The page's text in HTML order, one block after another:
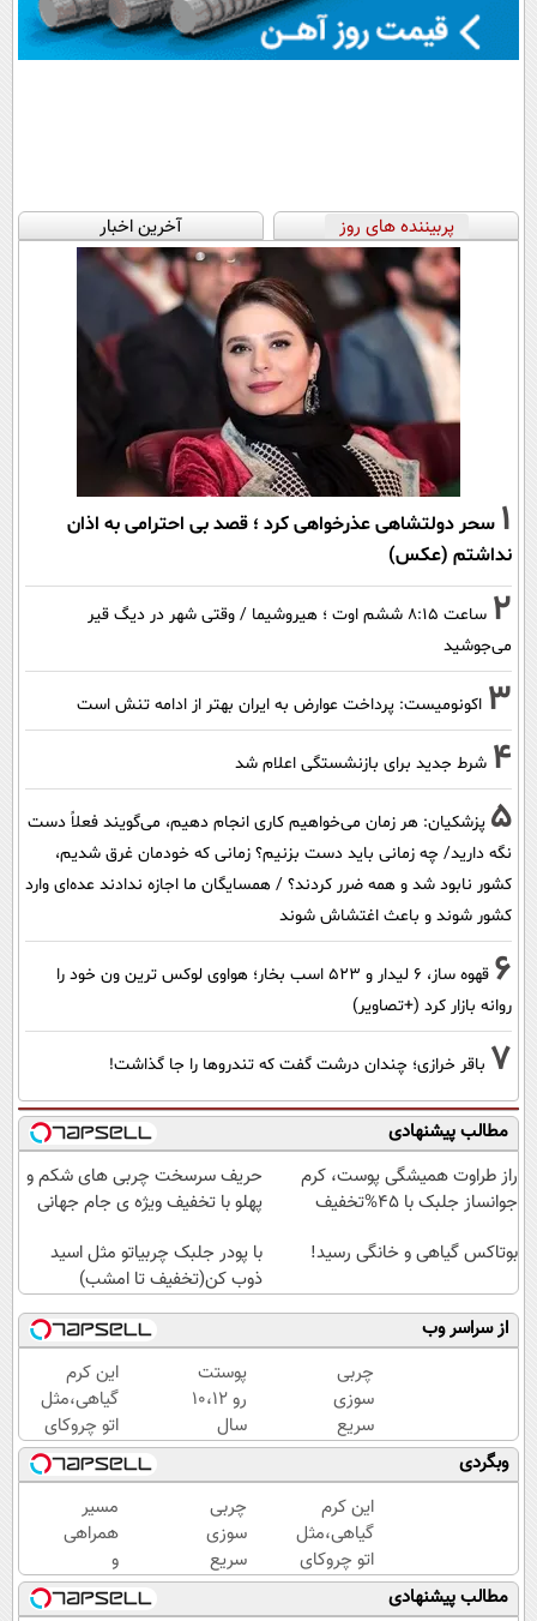
پربیننده های روز آخرین اخبار
1 سحر دولتشاهی عذرخواهی کرد ؛ قصد بی احترامی به اذان
نداشتم (عکس)
2
ساعت ۸:۱۵ ششم اوت ؛ هیروشیما / وقتی شهر در دیگ قیر
می‌جوشید
3 اکونومیست: پرداخت عوارض به ایران بهتر از ادامه تنش است
4 شرط جدید برای بازنشستگی اعلام شد
5 پزشکیان: هر زمان می‌خواهیم کاری انجام دهیم، می‌گویند فعلاً دست
نگه دارید/ چه زمانی باید دست بزنیم؟ زمانی که خودمان غرق شدیم،
کشور نابود شد و همه ضرر کردند؟ / همسایگان ما اجازه ندادند عده‌ای وارد
کشور شوند و باعث اغتشاش شوند
6
قهوه ساز، 6 لیدار و 523 اسب بخار؛ هواوی لوکس ترین ون خود را
روانه بازار کرد (+تصاویر)
7 باقر خرازی؛ چندان درشت گفت که تندروها را جا گذاشت!
مطالب پیشنهادی
راز طراوت همیشگی پوست، کرم
جوانساز جلبک با 45%تخفیف
حریف سرسخت چربی های شکم و
پهلو با تخفیف ویژه ی جام جهانی
بوتاکس گیاهی و خانگی رسید!
با پودر جلبک چربیاتو مثل اسید
ذوب کن(تخفیف تا امشب)
از سراسر وب
چربی
سوزی
سریع
با پودر
لاغری
گیاهی
پوستت
رو 10،12
سال
جوان
کن
(تخفیف
تا
امشب)
این کرم
گیاهی،مثل
اتو چروکای
پوستتوصاف
میکنه!50%تخفیف
وبگردی
این کرم
گیاهی،مثل
اتو چروکای
پوستتوصاف
میکنه!50%تخفیف
چربی
سوزی
سریع
با پودر
لاغری
مسیر
همراهی
و
گزارش
عملکرد
مطالب پیشنهادی